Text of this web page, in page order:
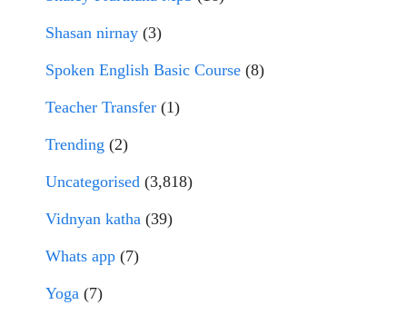
Shasan nirnay (3)
Spoken English Basic Course (8)
Teacher Transfer (1)
Trending (2)
Uncategorised (3,818)
Vidnyan katha (39)
Whats app (7)
Yoga (7)